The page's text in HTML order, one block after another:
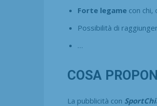
Forte legame con chi,
Possibilità di
…
COSA
La pubblicità con